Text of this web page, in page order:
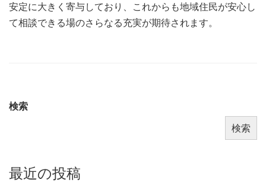
安定に大きく寄与しており、これからも地域住民が安心し
て相談できる場のさらなる充実が期待されます。
検索
検索
最近の投稿